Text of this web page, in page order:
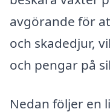
avgörande för
och skadedjur,
och pengar på
Nedan följer en